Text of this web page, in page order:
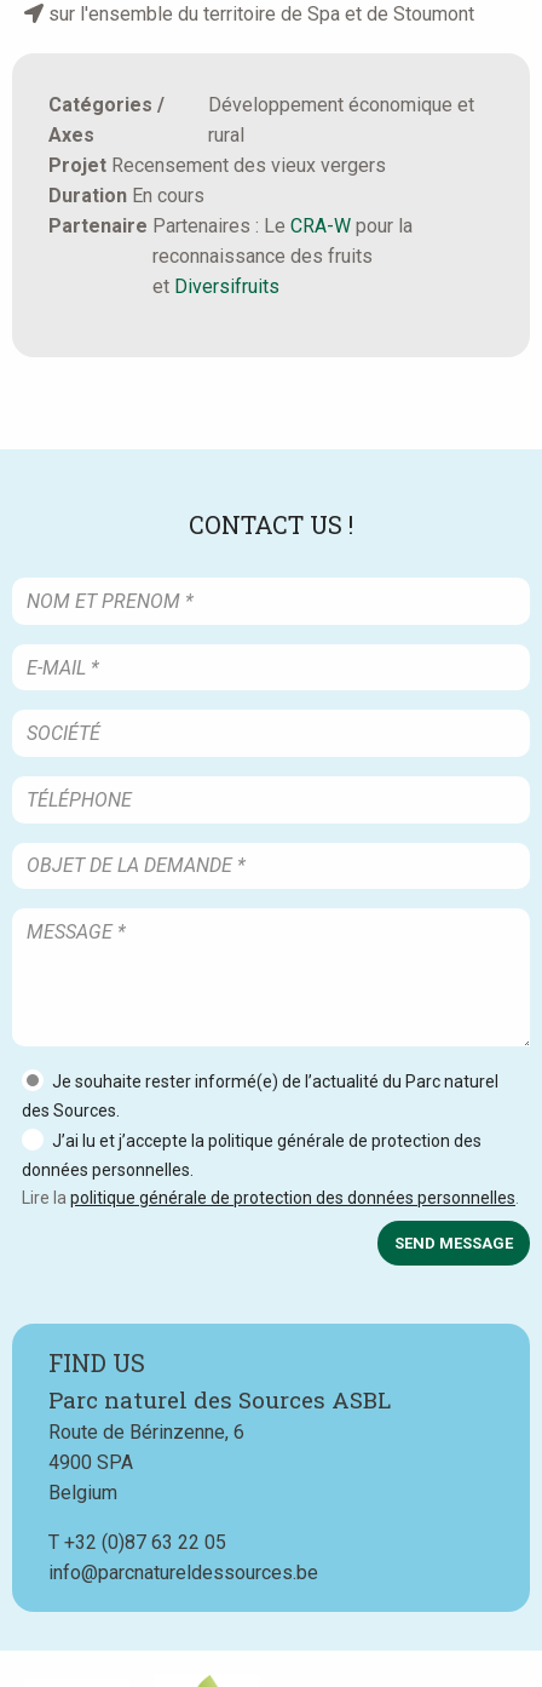
sur l'ensemble du territoire de Spa et de Stoumont
Catégories /
Axes
Développement économique et
rural
Projet Recensement des vieux vergers
Duration En cours
Partenaire Partenaires : Le CRA-W pour la
reconnaissance des fruits
et Diversifruits
CONTACT US !
Je souhaite rester informé(e) de l’actualité du Parc naturel
des Sources.
J’ai lu et j’accepte la politique générale de protection des
données personnelles.
Lire la politique générale de protection des données personnelles
SEND MESSAGE
FIND US
Parc naturel des Sources ASBL
Route de Bérinzenne, 6
4900 SPA
Belgium
T Téléphone
+32 (0)87 63 22 05
info@parcnatureldessources.be